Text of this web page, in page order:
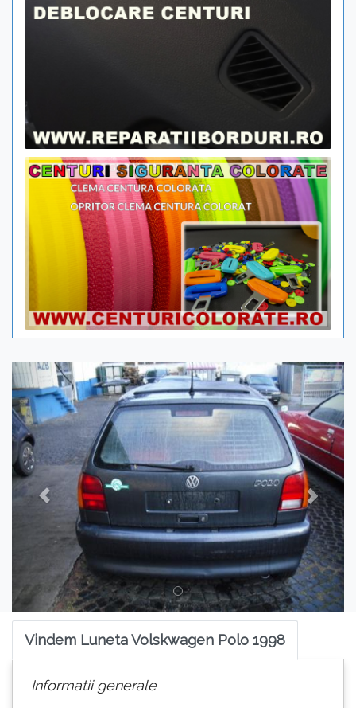
Previous Next
Vindem Luneta Volskwagen Polo 1998
Informatii generale